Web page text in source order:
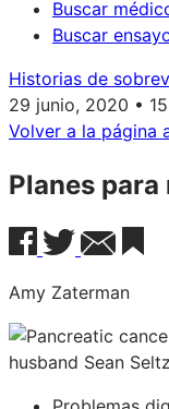
Buscar
Buscar
Historias de
29 junio, 2020 •
Volver a la página
Planes
Amy Zaterman